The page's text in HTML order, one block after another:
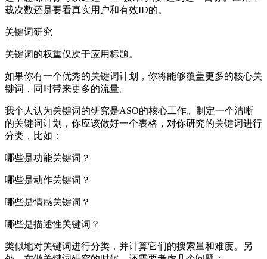
载次数还是要看真实用户和有效ID的。
关键词研究
关键词的权重仅次于应用标题。
如果你有一个优秀的关键词计划，你将能够覆盖更多的核心关
键词，同时带来更多的流量。
我个人认为关键词的研究是ASO的核心工作。制定一个清晰
的关键词计划，你应该做好一个表格，对你研究的关键词进行
分类，比如：
哪些是功能关键词？
哪些是动作关键词？
哪些是情感关键词？
哪些是描述性关键词？
类似地对关键词进行分类，并计算它们的搜索量和难度。另